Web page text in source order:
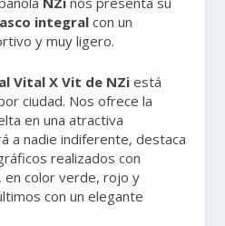
integral con un
y muy ligero.
Vital X Vit de NZi está
ciudad. Nos ofrece la
en una atractiva
a nadie indiferente, destaca
realizados con
color verde, rojo y
con un elegante